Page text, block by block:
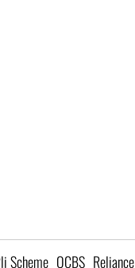
Scheme QCBS Reliance